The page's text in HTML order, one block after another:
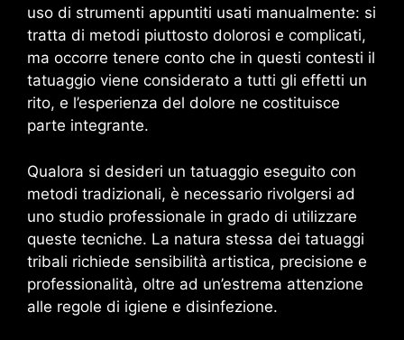
uso di strumenti appuntiti usati manualmente: si
tratta di metodi piuttosto dolorosi e complicati,
ma occorre tenere conto che in questi contesti il
tatuaggio viene considerato a tutti gli effetti un
rito, e l’esperienza del dolore ne costituisce
parte integrante.
Qualora si desideri un tatuaggio eseguito con
metodi tradizionali, è necessario rivolgersi ad
uno studio professionale in grado di utilizzare
queste tecniche. La natura stessa dei tatuaggi
tribali richiede sensibilità artistica, precisione e
professionalità, oltre ad un’estrema attenzione
alle regole di igiene e disinfezione.